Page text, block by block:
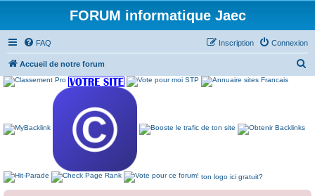
FORUM informatique Jaec
FAQ Connexion
Inscription
Accueil de notre forum
ton logo ici gratuit?